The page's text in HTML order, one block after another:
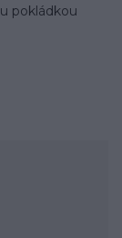
pokládkou